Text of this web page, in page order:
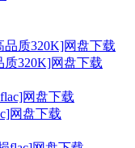
320K]网盘下载
网盘下载